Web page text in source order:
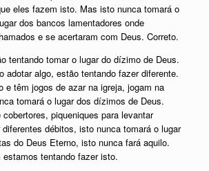
eles fazem isto. Mas isto nunca tomará o
dos bancos lamentadores onde
e se acertaram com Deus. Correto.
tentando tomar o lugar do dízimo de Deus.
adotar algo, estão tentando fazer diferente.
e têm jogos de azar na igreja, jogam na
tomará o lugar dos dízimos de Deus.
piqueniques para levantar
diferentes débitos, isto nunca tomará o lugar
do Deus Eterno, isto nunca fará aquilo.
tentando fazer isto.